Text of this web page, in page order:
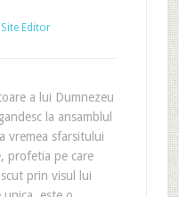
Site Editor
a lui Dumnezeu
la ansamblul
vremea sfarsitului
profetia pe care
prin visul lui